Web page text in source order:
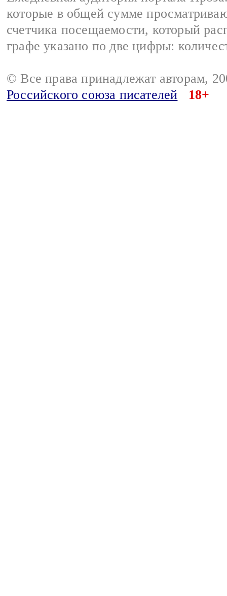
которые в общей сумме
счетчика посещаемости, который
графе указано по две цифры:
© Все права принадлежат авторам,
Российского союза писателей
18+